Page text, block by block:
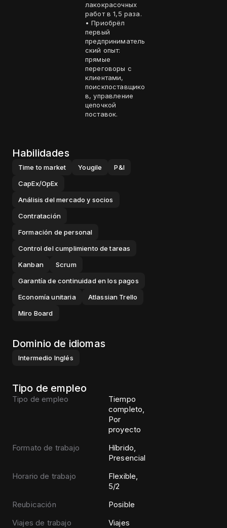
лакокрасочных
работ в 1,5 раза.
• Приобрёл
первый
предприниматель
ский опыт:
прямые
переговоры с
клиентами,
поискпоставщико
в, управление
цепочкой
поставок.
Habilidades
Time to market Yougile
P&l
CapEx/OpEx
Análisis del mercado y socios
Contratación
Formación de personal
Control del cumplimiento de tareas
Kanban
Scrum
Garantía de continuidad en los pagos
Economía unitaria
Atlassian Trello
Miro Board
Dominio de idiomas
Intermedio Inglés
Tipo de empleo
Tipo de empleo
Tiempo
completo,
Por
proyecto
Formato de trabajo
Híbrido,
Presencial
Horario de trabajo
Flexible,
5/2
Reubicación
Posible
Viajes de trabajo
Viajes